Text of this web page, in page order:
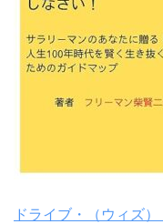
ドライブ・（ウィズ